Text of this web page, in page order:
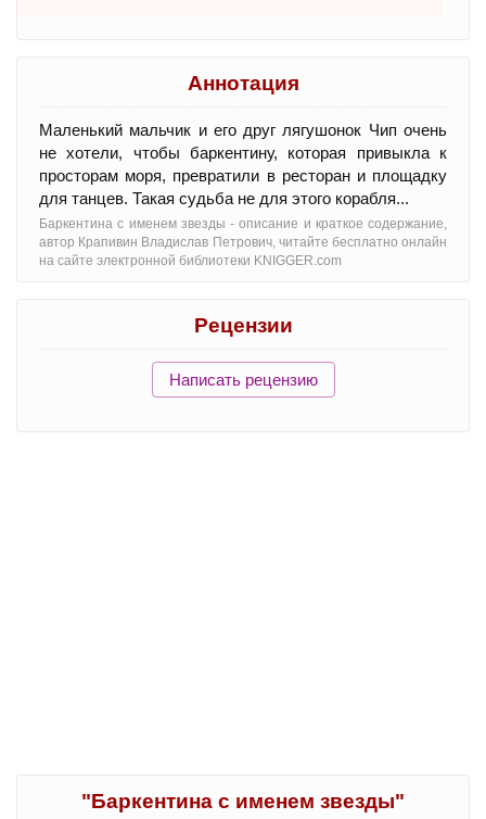
Аннотация
Маленький мальчик и его друг лягушонок Чип очень
не хотели, чтобы баркентину, которая привыкла к
просторам моря, превратили в ресторан и площадку
для танцев. Такая судьба не для этого корабля...
Баркентина с именем звезды - oписание и краткое содержание,
автор Крапивин Владислав Петрович, читайте бесплатно онлайн
на сайте электронной библиотеки KNIGGER.com
Рецензии
Написать рецензию
"Баркентина с именем звезды"